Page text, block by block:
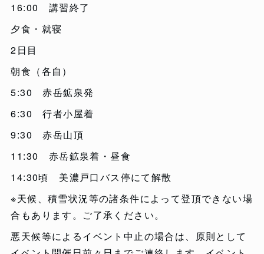
16:00 講習終了
夕食・就寝
2日目
朝食（各自）
5:30 赤岳鉱泉発
6:30 行者小屋着
9:30 赤岳山頂
11:30 赤岳鉱泉着・昼食
14:30頃 美濃戸口バス停にて解散
※天候、積雪状況等の諸条件によって登頂できない場
合もあります。ご了承ください。
悪天候等によるイベント中止の場合は、原則として